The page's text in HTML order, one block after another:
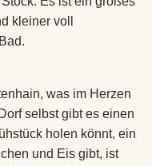
kleiner voll
was im Herzen
selbst gibt es einen
holen könnt, ein
und Eis gibt, ist